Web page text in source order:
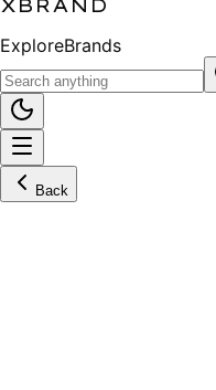
XBRAND
ExploreBrands
Back